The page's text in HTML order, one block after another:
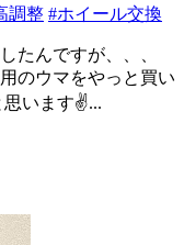
調整 #ホイール交換
たんですが、、、
のウマをやっと買い
思います✌...